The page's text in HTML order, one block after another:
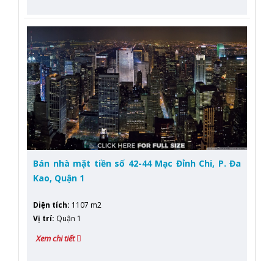
Bán nhà mặt tiền số 42-44 Mạc Đỉnh Chi, P. Đa
Kao, Quận 1
Diện tích: 1107 m2
Vị trí: Quận 1
Xem chi tiết